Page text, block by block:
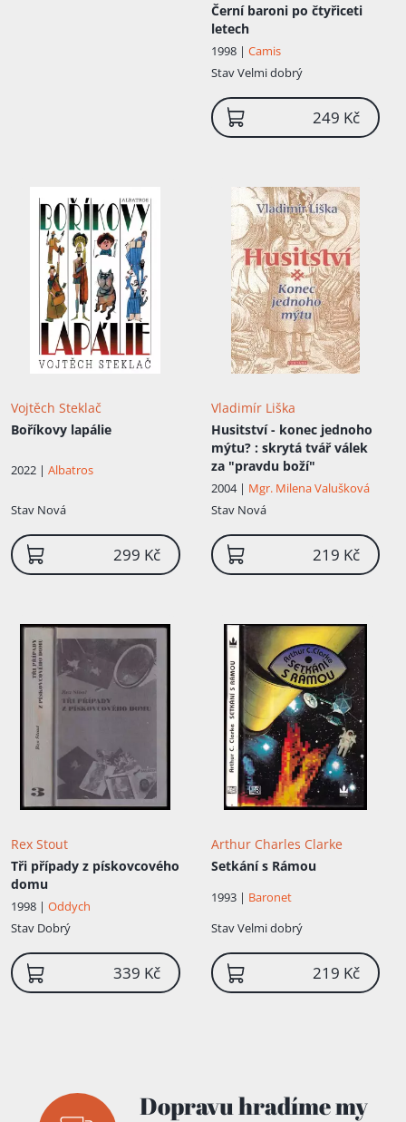
Černí baroni po čtyřiceti
letech
1998 | Camis
StavVelmi dobrý
249 Kč
Vojtěch Steklač
Boříkovy lapálie
2022 | Albatros
Stav Nová
299 Kč
Vladimír Liška
Husitství - konec jednoho
mýtu? : skrytá tvář válek
za "pravdu boží"
2004 | Mgr. Milena Valušková
Stav Nová
219 Kč
Rex Stout
Tři případy z pískovcového
domu
1998 | Oddych
Stav Dobrý
339 Kč
Arthur Charles Clarke
Setkání s Rámou
1993 | Baronet
StavVelmi dobrý
219 Kč
Dopravu hradíme my